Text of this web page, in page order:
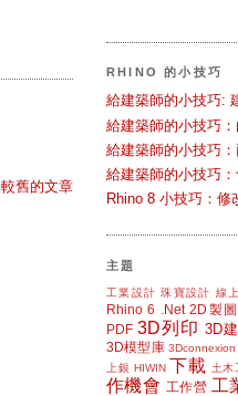
較舊的文章
RHINO 的小技巧
給建築師的小技巧:
給建築師的小技巧
給建築師的小技巧
給建築師的小技巧
Rhino 8 小技巧：修
主題
工業設計 珠寶設計 線
Rhino 6
.Net 2D製圖
PDF 3D列印 3D
3D模型庫 3Dconnexion
上銀 HIWIN 下載 土木
作機會 工作營 工